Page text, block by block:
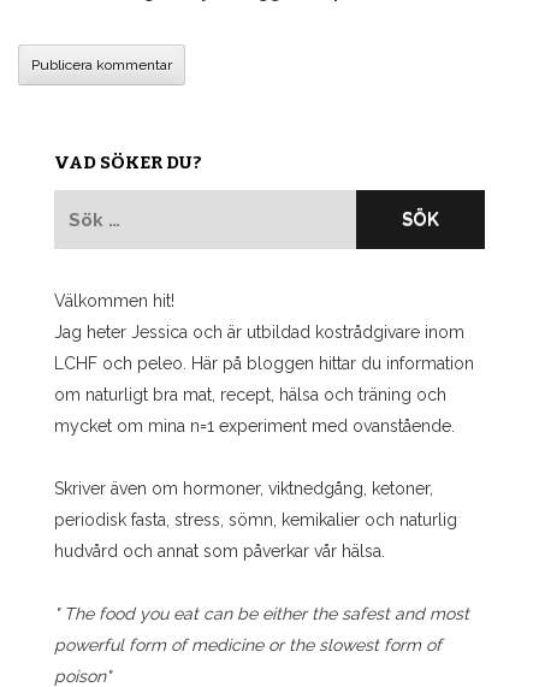
VAD SÖKER DU?
Välkommen hit!
Jag heter Jessica och är utbildad kostrådgivare inom
LCHF och peleo. Här på bloggen hittar du information
om naturligt bra mat, recept, hälsa och träning och
mycket om mina n=1 experiment med ovanstående.
Skriver även om hormoner, viktnedgång, ketoner,
periodisk fasta, stress, sömn, kemikalier och naturlig
hudvård och annat som påverkar vår hälsa.
" The food you eat can be either the safest and most
powerful form of medicine or the slowest form of
poison"